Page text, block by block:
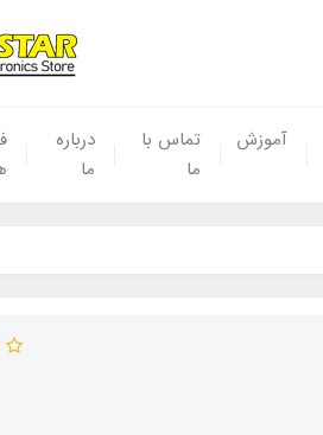
آموزش
تماس با
ما
درباره
ما